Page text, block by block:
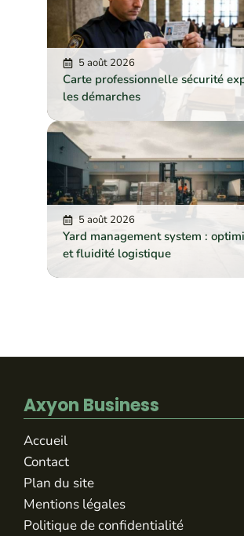
5 août 2026
Carte professionnelle sécurité
les démarches
5 août 2026
Yard management system :
et fluidité logistique
Axyon Business
Accueil
Contact
Plan du site
Mentions légales
Politique de confidentialité